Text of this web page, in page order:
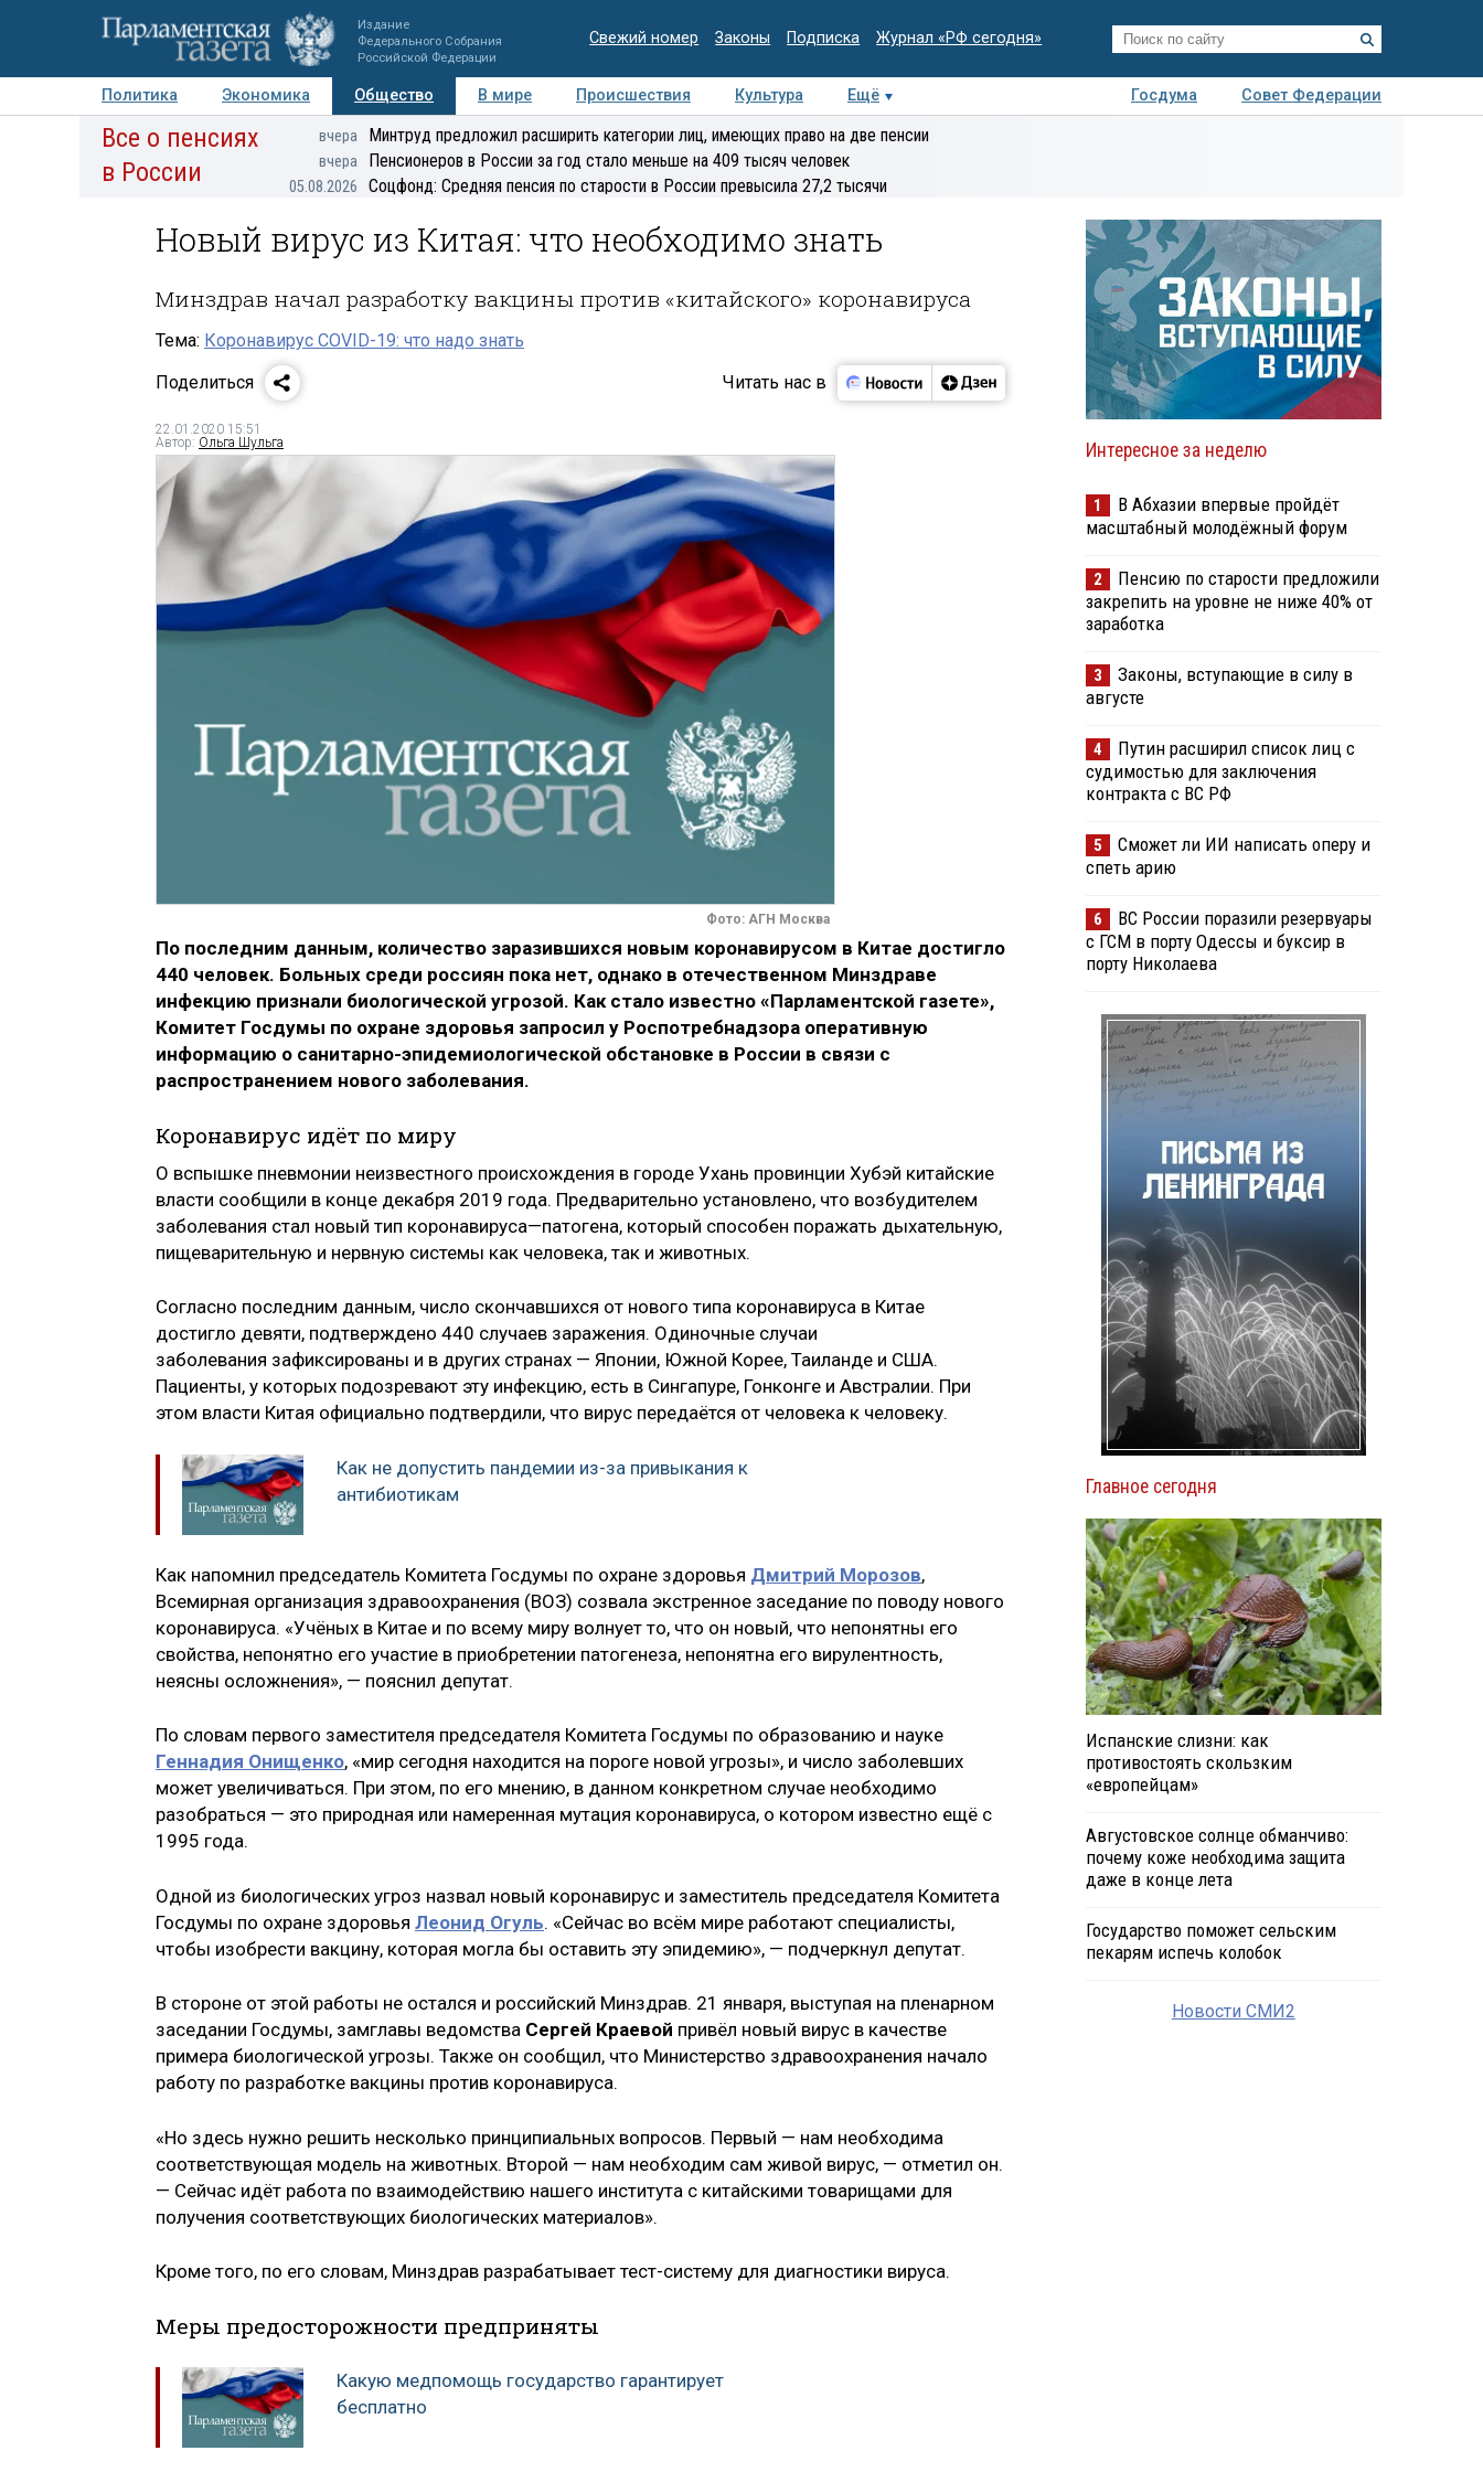
Издание
Федерального Собрания
Российской Федерации
Свежий номер Законы Подписка Журнал «РФ сегодня»
Политика Экономика Общество В мире Происшествия Культура Ещё Госдума
Совет Федерации
Авторы Персоны Мнения Регионы Медиацентр Интервью Колумнисты
Деловая
Все о пенсиях
в России
вчера Минтруд предложил расширить категории лиц, имеющих право на две пенсии
вчера Пенсионеров в России за год стало меньше на 409 тысяч человек
05.08.2026 Соцфонд: Средняя пенсия по старости в России превысила 27,2 тысячи
Новый вирус из Китая: что необходимо знать
Минздрав начал разработку вакцины против «китайского» коронавируса
Тема: Коронавирус COVID-19: что надо знать
Поделиться
Читать нас в
22.01.2020 15:51
Автор: Ольга Шульга
Фото: АГН Москва
По последним данным, количество заразившихся новым коронавирусом в Китае достигло
440 человек. Больных среди россиян пока нет, однако в отечественном Минздраве
инфекцию признали биологической угрозой. Как стало известно «Парламентской газете»,
Комитет Госдумы по охране здоровья запросил у Роспотребнадзора оперативную
информацию о санитарно-эпидемиологической обстановке в России в связи с
распространением нового заболевания.
Коронавирус идёт по миру
О вспышке пневмонии неизвестного происхождения в городе Ухань провинции Хубэй китайские
власти сообщили в конце декабря 2019 года. Предварительно установлено, что возбудителем
заболевания стал новый тип коронавируса—патогена, который способен поражать дыхательную,
пищеварительную и нервную системы как человека, так и животных.
Согласно последним данным, число скончавшихся от нового типа коронавируса в Китае
достигло девяти, подтверждено 440 случаев заражения. Одиночные случаи
заболевания зафиксированы и в других странах — Японии, Южной Корее, Таиланде и США.
Пациенты, у которых подозревают эту инфекцию, есть в Сингапуре, Гонконге и Австралии. При
этом власти Китая официально подтвердили, что вирус передаётся от человека к человеку.
Как не допустить пандемии из-за привыкания к
антибиотикам
Как напомнил председатель Комитета Госдумы по охране здоровья Дмитрий Морозов,
Всемирная организация здравоохранения (ВОЗ) созвала экстренное заседание по поводу нового
коронавируса. «Учёных в Китае и по всему миру волнует то, что он новый, что непонятны его
свойства, непонятно его участие в приобретении патогенеза, непонятна его вирулентность,
неясны осложнения», — пояснил депутат.
По словам первого заместителя председателя Комитета Госдумы по образованию и науке
Геннадия Онищенко, «мир сегодня находится на пороге новой угрозы», и число заболевших
может увеличиваться. При этом, по его мнению, в данном конкретном случае необходимо
разобраться — это природная или намеренная мутация коронавируса, о котором известно ещё с
1995 года.
Одной из биологических угроз назвал новый коронавирус и заместитель председателя Комитета
Госдумы по охране здоровья Леонид Огуль. «Сейчас во всём мире работают специалисты,
чтобы изобрести вакцину, которая могла бы оставить эту эпидемию», — подчеркнул депутат.
В стороне от этой работы не остался и российский Минздрав. 21 января, выступая на пленарном
заседании Госдумы, замглавы ведомства Сергей Краевой привёл новый вирус в качестве
примера биологической угрозы. Также он сообщил, что Министерство здравоохранения начало
работу по разработке вакцины против коронавируса.
«Но здесь нужно решить несколько принципиальных вопросов. Первый — нам необходима
соответствующая модель на животных. Второй — нам необходим сам живой вирус, — отметил он.
— Сейчас идёт работа по взаимодействию нашего института с китайскими товарищами для
получения соответствующих биологических материалов».
Кроме того, по его словам, Минздрав разрабатывает тест-систему для диагностики вируса.
Меры предосторожности предприняты
Какую медпомощь государство гарантирует
бесплатно
Интересное за неделю
1
В Абхазии впервые пройдёт
масштабный молодёжный форум
2
Пенсию по старости предложили
закрепить на уровне не ниже 40% от
заработка
3
Законы, вступающие в силу в
августе
4
Путин расширил список лиц с
судимостью для заключения
контракта с ВС РФ
5
Сможет ли ИИ написать оперу и
спеть арию
6
ВС России поразили резервуары
с ГСМ в порту Одессы и буксир в
порту Николаева
Главное сегодня
Испанские слизни: как
противостоять скользким
«европейцам»
Августовское солнце обманчиво:
почему коже необходима защита
даже в конце лета
Государство поможет сельским
пекарям испечь колобок
Новости СМИ2